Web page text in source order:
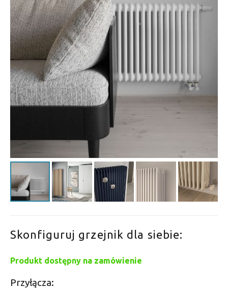
Skonfiguruj grzejnik dla siebie:
Produkt dostępny na zamówienie
Przyłącza: